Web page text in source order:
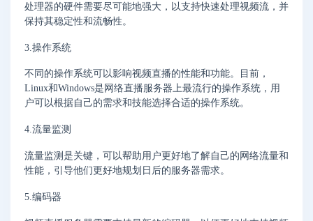
处理器的硬件需要尽可能地强大，以支持快速处理视频流，并
保持其稳定性和流畅性。
3.操作系统
不同的操作系统可以影响视频直播的性能和功能。目前，
Linux和Windows是网络直播服务器上最流行的操作系统，用
户可以根据自己的需求和技能选择合适的操作系统。
4.流量监测
流量监测是关键，可以帮助用户更好地了解自己的网络流量和
性能，引导他们更好地规划日后的服务器需求。
5.编码器